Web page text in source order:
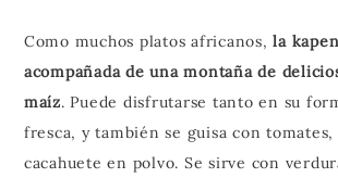
Como muchos platos africanos,la
acompañada de una montaña de
maíz. Puede disfrutarse tanto en su
fresca, y también se guisa con tomates,
cacahuete en polvo. Se sirve con